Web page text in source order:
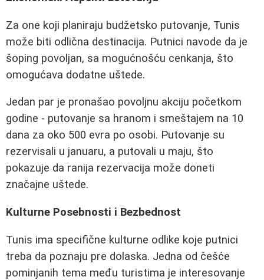
Za one koji planiraju budžetsko putovanje, Tunis
može biti odlična destinacija. Putnici navode da je
šoping povoljan, sa mogućnošću cenkanja, što
omogućava dodatne uštede.
Jedan par je pronašao povoljnu akciju početkom
godine - putovanje sa hranom i smeštajem na 10
dana za oko 500 evra po osobi. Putovanje su
rezervisali u januaru, a putovali u maju, što
pokazuje da ranija rezervacija može doneti
značajne uštede.
Kulturne Posebnosti i Bezbednost
Tunis ima specifične kulturne odlike koje putnici
treba da poznaju pre dolaska. Jedna od češće
pominjanih tema među turistima je interesovanje